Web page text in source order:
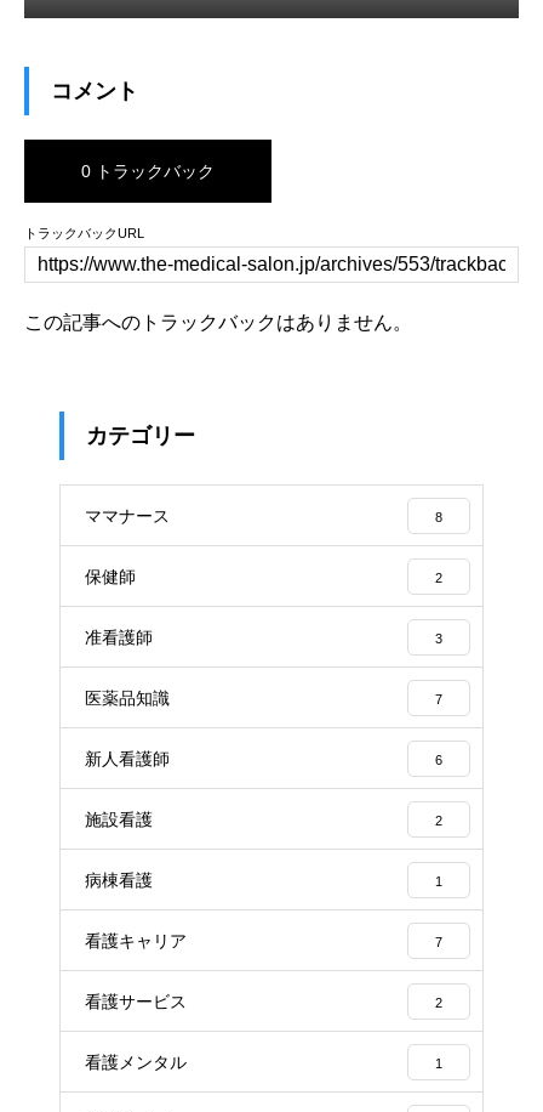
コメント
0 トラックバック
トラックバックURL
この記事へのトラックバックはありません。
カテゴリー
ママナース 8
保健師 2
准看護師 3
医薬品知識 7
新人看護師 6
施設看護 2
病棟看護 1
看護キャリア 7
看護サービス 2
看護メンタル 1